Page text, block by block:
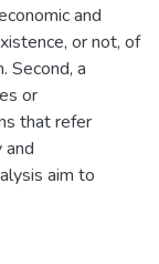
and
or not, of
Second, a
or
that refer
aim to